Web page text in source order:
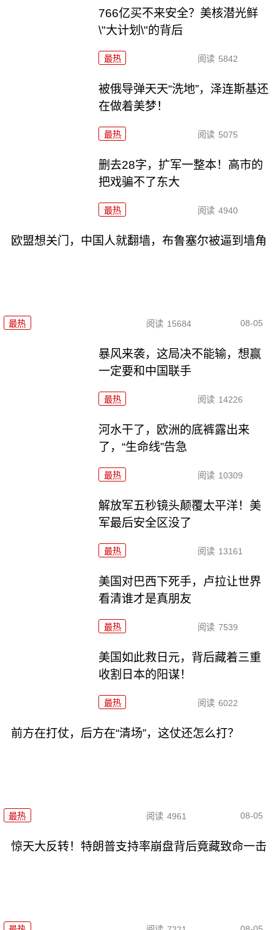
766亿买不来安全？美核潜光鲜
\"大计划\"的背后
最热 阅读 5842
被俄导弹天天“洗地”，泽连斯基还
在做着美梦！
最热 阅读 5075
删去28字，扩军一整本！高市的
把戏骗不了东大
最热 阅读 4940
欧盟想关门，中国人就翻墙，布鲁塞尔被逼到墙角
最热 阅读 15684 08-05
暴风来袭，这局决不能输，想赢
一定要和中国联手
最热 阅读 14226
河水干了，欧洲的底裤露出来
了，“生命线”告急
最热 阅读 10309
解放军五秒镜头颠覆太平洋！美
军最后安全区没了
最热 阅读 13161
美国对巴西下死手，卢拉让世界
看清谁才是真朋友
最热 阅读 7539
美国如此救日元，背后藏着三重
收割日本的阳谋！
最热 阅读 6022
前方在打仗，后方在“清场”，这仗还怎么打？
最热 阅读 4961 08-05
惊天大反转！特朗普支持率崩盘背后竟藏致命一击